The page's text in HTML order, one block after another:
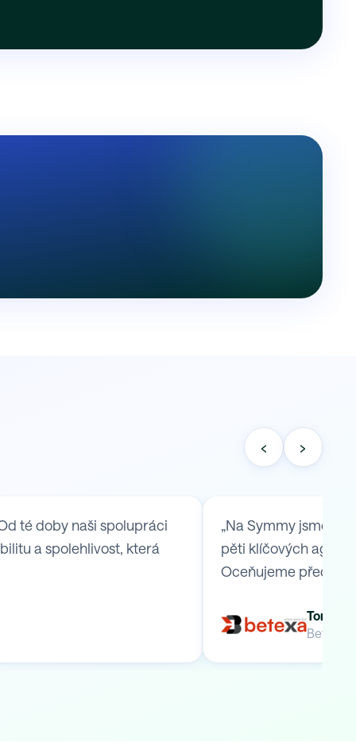
‹ ›
té doby naši spolupráci
a spolehlivost, která
„Na Symmy jsme
pěti klíčových
Oceňujeme
Tomáš
Betexa